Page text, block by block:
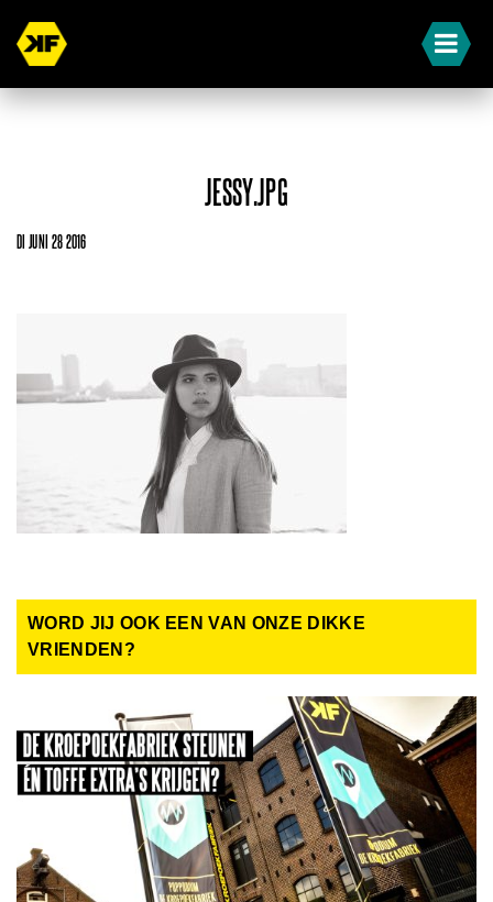
JESSY.JPG
DI JUNI 28 2016
WORD JIJ OOK EEN VAN ONZE DIKKE
VRIENDEN?